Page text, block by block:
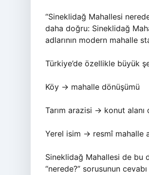
“Sineklidağ Mahallesi
daha doğru: Sineklidağ
adlarının modern mahalle
Türkiye’de özellikle büyük
Köy → mahalle dönüşümü
Tarım arazisi → konut alanı
Yerel isim → resmî mahalle
Sineklidağ Mahallesi de bu
“nerede?” sorusunun